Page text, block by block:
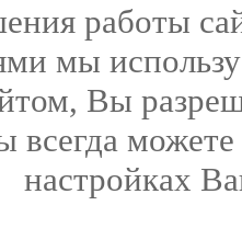
работы
мы
Вы
всегда
настройках